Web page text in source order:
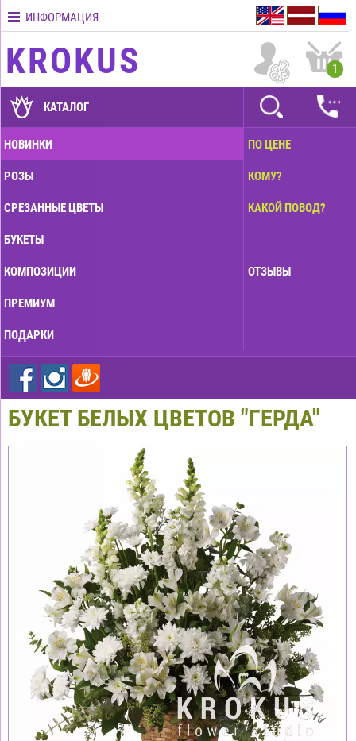
Контакты
Условия
ГАРАНТИИ
Как
оплатить?
Как
заказ?
ИНФОРМАЦИЯ
KROKUS 1
КАТАЛОГ
НОВИНКИ
РОЗЫ
СРЕЗАННЫЕ ЦВЕТЫ
БУКЕТЫ
КОМПОЗИЦИИ
ПРЕМИУМ
ПОДАРКИ
ПО ЦЕНЕ
КОМУ?
КАКОЙ ПОВОД?
ОТЗЫВЫ
БУКЕТ БЕЛЫХ ЦВЕТОВ "ГЕРДА"